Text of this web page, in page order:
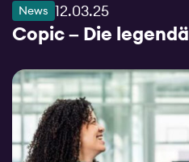
News 12.03.25
Copic – Die